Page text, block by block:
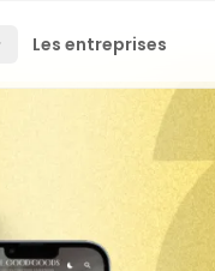
Les entreprises